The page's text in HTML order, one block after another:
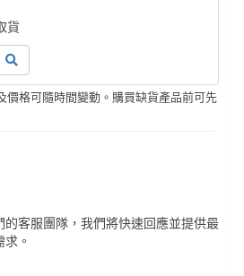
貨
價格可隨時間變動。購買缺貨產品前可先
的客服團隊，我們將快速回應並提供最
。